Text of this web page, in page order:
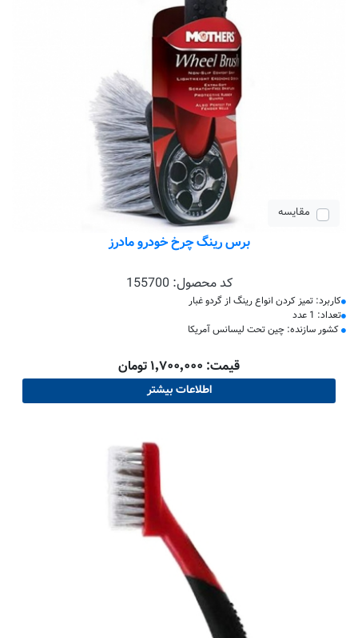
مقایسه
برس رینگ چرخ خودرو مادرز
کد محصول: 155700
کاربرد: تمیز کردن انواع رینگ از گردو غبار
تعداد: 1 عدد
کشور سازنده: چین تحت لیسانس آمریکا
قیمت: ۱٬۷۰۰٬۰۰۰ تومان
اطلاعات بیشتر